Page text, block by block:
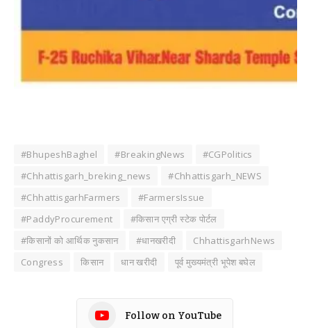
#BhupeshBaghel #BreakingNews
#CGPolitics
#Chhattisgarh_breking_news
#Chhattisgarh_NEWS
#ChhattisgarhFarmers
#FarmersIssue
#PaddyProcurement
#किसान एग्री स्टेक पोर्टल
#किसानों को आर्थिक नुकसान
#धानखरीदी
ChhattisgarhNews
Congress
किसान धान खरीदी पूर्व मुख्यमंत्री भूपेश बघेल
Follow on YouTube